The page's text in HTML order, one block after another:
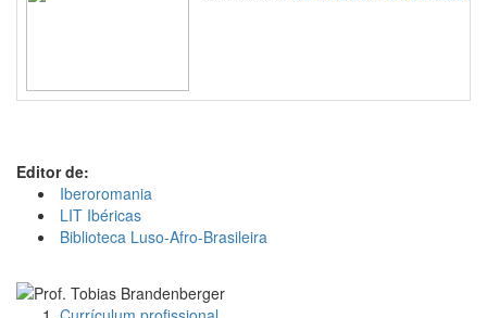
Editor de:
Iberoromania
LIT Ibéricas
Biblioteca Luso-Afro-Brasileira